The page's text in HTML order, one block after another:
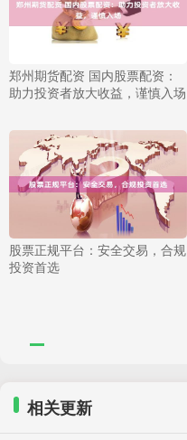
郑州期货配资 国内股票配资：
助力投资者放大收益，谨慎入场
股票正规平台：安全交易，合规
投资首选
相关更新